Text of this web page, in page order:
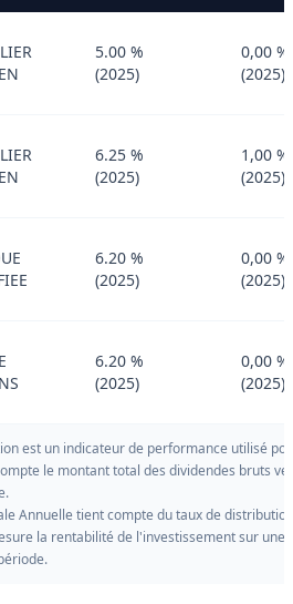
5.00 %
(2025)
0,00 %
(2025)
6.25 %
(2025)
1,00 %
(2025)
6.20 %
(2025)
0,00 %
(2025)
6.20 %
(2025)
0,00 %
(2025)
est un indicateur de performance utilisé
le montant total des dividendes bruts
Annuelle tient compte du taux de
la rentabilité de l'investissement sur